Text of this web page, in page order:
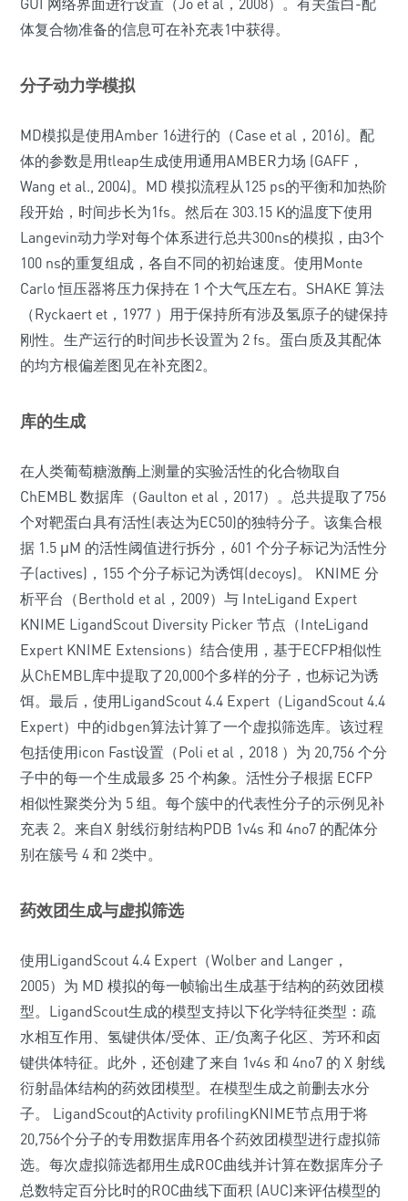
GUI 网络界面进行设置（Jo et al，2008）。有关蛋白-配
体复合物准备的信息可在补充表1中获得。
分子动力学模拟
MD模拟是使用Amber 16进行的（Case et al，2016)。配
体的参数是用tleap生成使用通用AMBER力场 (GAFF，
Wang et al., 2004)。MD 模拟流程从125 ps的平衡和加热阶
段开始，时间步长为1fs。然后在 303.15 K的温度下使用
Langevin动力学对每个体系进行总共300ns的模拟，由3个
100 ns的重复组成，各自不同的初始速度。使用Monte
Carlo 恒压器将压力保持在 1 个大气压左右。SHAKE 算法
（Ryckaert et，1977 ）用于保持所有涉及氢原子的键保持
刚性。生产运行的时间步长设置为 2 fs。蛋白质及其配体
的均方根偏差图见在补充图2。
库的生成
在人类葡萄糖激酶上测量的实验活性的化合物取自
ChEMBL 数据库（Gaulton et al，2017）。总共提取了756
个对靶蛋白具有活性(表达为EC50)的独特分子。该集合根
据 1.5 μM 的活性阈值进行拆分，601 个分子标记为活性分
子(actives)，155 个分子标记为诱饵(decoys)。 KNIME 分
析平台（Berthold et al，2009）与 InteLigand Expert
KNIME LigandScout Diversity Picker 节点（InteLigand
Expert KNIME Extensions）结合使用，基于ECFP相似性
从ChEMBL库中提取了20,000个多样的分子，也标记为诱
饵。最后，使用LigandScout 4.4 Expert（LigandScout 4.4
Expert）中的idbgen算法计算了一个虚拟筛选库。该过程
包括使用icon Fast设置（Poli et al，2018 ）为 20,756 个分
子中的每一个生成最多 25 个构象。活性分子根据 ECFP
相似性聚类分为 5 组。每个簇中的代表性分子的示例见补
充表 2。来自X 射线衍射结构PDB 1v4s 和 4no7 的配体分
别在簇号 4 和 2类中。
药效团生成与虚拟筛选
使用LigandScout 4.4 Expert（Wolber and Langer，
2005）为 MD 模拟的每一帧输出生成基于结构的药效团模
型。LigandScout生成的模型支持以下化学特征类型：疏
水相互作用、氢键供体/受体、正/负离子化区、芳环和卤
键供体特征。此外，还创建了来自 1v4s 和 4no7 的 X 射线
衍射晶体结构的药效团模型。在模型生成之前删去水分
子。 LigandScout的Activity profilingKNIME节点用于将
20,756个分子的专用数据库用各个药效团模型进行虚拟筛
选。每次虚拟筛选都用生成ROC曲线并计算在数据库分子
总数特定百分比时的ROC曲线下面积 (AUC)来评估模型的